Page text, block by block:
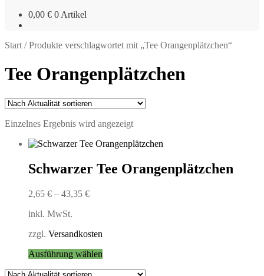
0,00 € 0 Artikel
Start /Produkte verschlagwortet mit „Tee Orangenplätzchen“
Tee Orangenplätzchen
Einzelnes Ergebnis wird angezeigt
Schwarzer Tee Orangenplätzchen
2,65 € – 43,35 €
inkl. MwSt.
zzgl. Versandkosten
Ausführung wählen